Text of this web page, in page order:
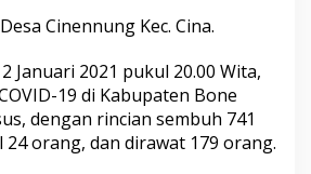
Cinennung Kec. Cina.
Januari 2021 pukul 20.00 Wita,
19 di Kabupaten Bone
dengan rincian sembuh 741
orang, dan dirawat 179 orang.